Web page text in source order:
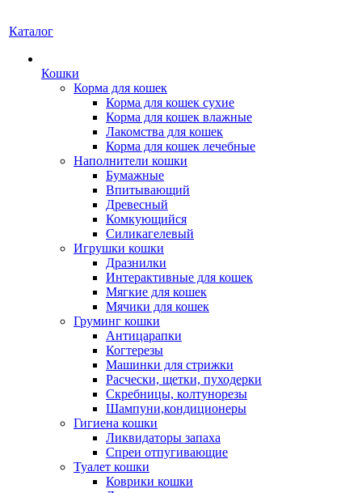
Каталог
Кошки
Корма для кошек
Корма для кошек сухие
Корма для кошек влажные
Лакомства для кошек
Корма для кошек лечебные
Наполнители кошки
Бумажные
Впитывающий
Древесный
Комкующийся
Силикагелевый
Игрушки кошки
Дразнилки
Интерактивные для кошек
Мягкие для кошек
Мячики для кошек
Груминг кошки
Антицарапки
Когтерезы
Машинки для стрижки
Расчески, щетки, пуходерки
Скребницы, колтунорезы
Шампуни,кондиционеры
Гигиена кошки
Ликвидаторы запаха
Спреи отпугивающие
Туалет кошки
Коврики кошки